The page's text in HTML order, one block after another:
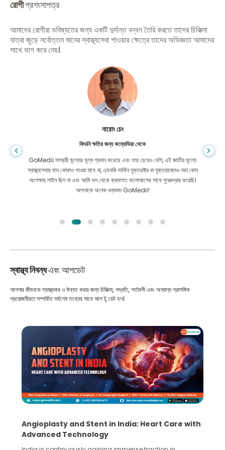
রোগীপ্রশংসাপত্র
আমাদের রোগীরা ভবিষ্যতের জন্য একটি দুর্দান্ত বন্ধন তৈরি করতে তাদের চিকিত্সা
যাত্রা জুড়ে সর্বোত্তম মানের স্বাস্থ্যসেবা পাওয়ার ক্ষেত্রে তাদের অভিজ্ঞতা আমাদের
সাথে ভাগ করে নেয়।
শান্ত দাস
গ্যাস্ট্রোএন্টারোলজির জন্য বাংলাদেশ থেকে
আমি আমার ছেলে এবং GoMedii-এর উজ্জ্বল দলকে ধন্যবাদ জানাই যারা চিকিৎসার জন্য
বাংলাদেশ থেকে ভারতে আমার যাত্রায় আমাকে সাহায্য করেছিল। GoMedii বেছে নেওয়ার
ক্ষেত্রে আমরা সঠিক পছন্দ করেছি। চিকিৎসার পরও তারা আমাদের সঙ্গে দারুণ বন্ধন রেখেছেন
স্বাস্থ্য নিবন্ধএবং আপডেট
আপনার জীবনকে স্বাস্থ্যকর ও উন্নত করার জন্য চিকিত্সা, পদ্ধতি, শর্তাবলী এবং অন্যান্য প্রাসঙ্গিক
প্রয়োজনীয়তা সম্পর্কিত সর্বশেষ তথ্যের সাথে আপ টু ডেট হন।
Angioplasty and Stent in India: Heart Care with
Advanced Technology